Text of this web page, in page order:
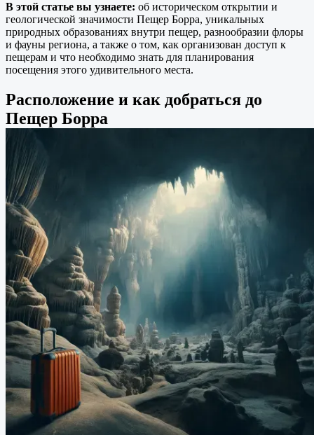
В этой статье вы узнаете: об историческом открытии и
геологической значимости Пещер Борра, уникальных
природных образованиях внутри пещер, разнообразии флоры
и фауны региона, а также о том, как организован доступ к
пещерам и что необходимо знать для планирования
посещения этого удивительного места.
Расположение и как добраться до
Пещер Борра